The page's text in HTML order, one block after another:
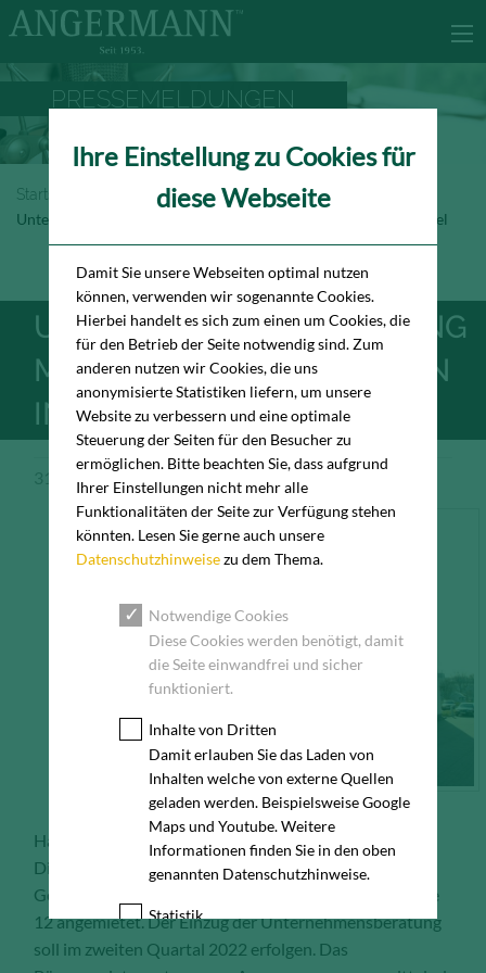
PRESSEMELDUNGEN
Startseite Newsroom
Pressemeldungen
Unternehmensberatung mietet über Angermann in Groß Borstel
UNTERNEHMENSBERATUNG
MIETET ÜBER ANGERMANN
IN GROSS BORSTEL
31.05.2022 Pressemeldung
Hamburg, 31.05.2022 – Die Gelszus Organisation und
Dienstleistung hat in Person von Inhaber Dr. Christian
Gelszus ca. 190 m² Bürofläche in der Obenhauptstraße
12 angemietet. Der Einzug der Unternehmensberatung
soll im zweiten Quartal 2022 erfolgen. Das
Ihre Einstellung zu Cookies für
diese Webseite
Damit Sie unsere Webseiten optimal nutzen
können, verwenden wir sogenannte Cookies.
Hierbei handelt es sich zum einen um Cookies, die
für den Betrieb der Seite notwendig sind. Zum
anderen nutzen wir Cookies, die uns
anonymisierte Statistiken liefern, um unsere
Website zu verbessern und eine optimale
Steuerung der Seiten für den Besucher zu
ermöglichen. Bitte beachten Sie, dass aufgrund
Ihrer Einstellungen nicht mehr alle
Funktionalitäten der Seite zur Verfügung stehen
könnten. Lesen Sie gerne auch unsere
Datenschutzhinweisezu dem Thema.
Notwendige Cookies
Diese Cookies werden benötigt, damit
die Seite einwandfrei und sicher
funktioniert.
Inhalte von Dritten
Damit erlauben Sie das Laden von
Inhalten welche von externe Quellen
geladen werden. Beispielsweise Google
Maps und Youtube. Weitere
Informationen finden Sie in den oben
genannten Datenschutzhinweise.
Statistik
Diese Cookies erfassen anonyme
Statistik-Daten, wie zum Beispiel die